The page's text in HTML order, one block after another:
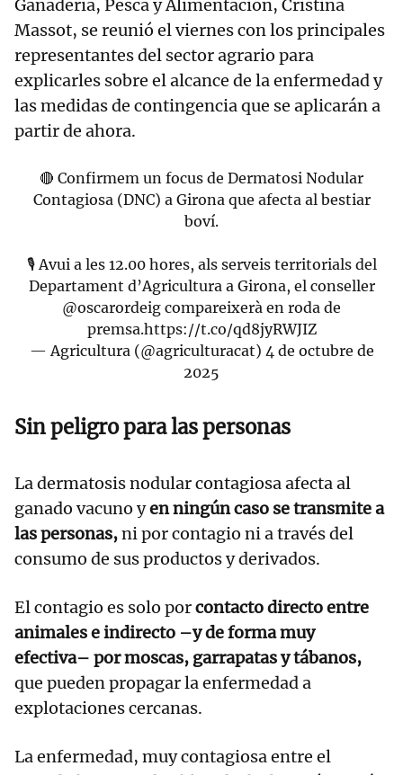
Ganadería, Pesca y Alimentación, Cristina
Massot, se reunió el viernes con los principales
representantes del sector agrario para
explicarles sobre el alcance de la enfermedad y
las medidas de contingencia que se aplicarán a
partir de ahora.
🔴 Confirmem un focus de Dermatosi Nodular
Contagiosa (DNC) a Girona que afecta al bestiar
boví.
🎙️ Avui a les 12.00 hores, als serveis territorials del
Departament d’Agricultura a Girona, el conseller
@oscarordeig compareixerà en roda de
premsa.https://t.co/qd8jyRWJIZ
— Agricultura (@agriculturacat) 4 de octubre de
2025
Sin peligro para las personas
La dermatosis nodular contagiosa afecta al
ganado vacuno yen ningún caso se transmite a
las personas,ni por contagio ni a través del
consumo de sus productos y derivados.
El contagio es solo porcontacto directo entre
animales e indirecto –y de forma muy
efectiva– por moscas, garrapatas y tábanos,
que pueden propagar la enfermedad a
explotaciones cercanas.
La enfermedad, muy contagiosa entre el